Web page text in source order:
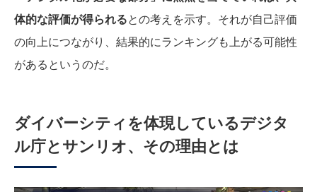
体的な評価が得られるとの考えを示す。それが自己評価
の向上につながり、結果的にランキングも上がる可能性
があるというのだ。
ダイバーシティを体現しているデジタ
ル庁とサンリオ、その理由とは